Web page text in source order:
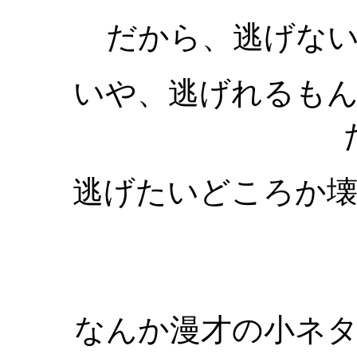
だから、逃げな
いや、逃げれるも
逃げたいどころか
なんか漫才の小ネ